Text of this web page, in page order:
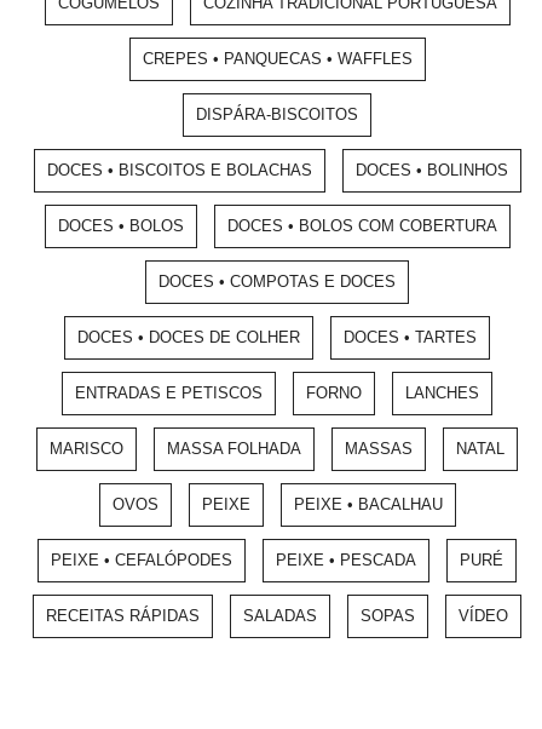
CREPES • PANQUECAS • WAFFLES
DISPÁRA-BISCOITOS
DOCES • BISCOITOS E BOLACHAS DOCES • BOLINHOS
DOCES • BOLOS DOCES • BOLOS COM COBERTURA
DOCES • COMPOTAS E DOCES
DOCES • DOCES DE COLHER DOCES • TARTES
ENTRADAS E PETISCOS FORNO LANCHES
MARISCO MASSA FOLHADA MASSAS NATAL
OVOS PEIXE PEIXE • BACALHAU
PEIXE • CEFALÓPODES PEIXE • PESCADA PURÉ
RECEITAS RÁPIDAS SALADAS SOPAS VÍDEO